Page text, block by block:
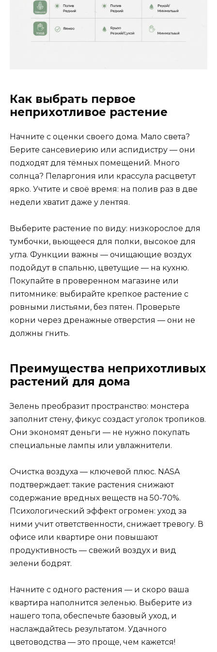
Как выбрать первое
неприхотливое растение
Начните с оценки своего дома. Мало света?
Берите сансевиерию или аспидистру — они
подходят для тёмных помещений. Много
солнца? Пеларгония или крассула расцветут
ярко. Учтите и своё время: на полив раз в две
недели хватит даже у лентяя.
Выберите растение по виду: низкорослое для
тумбочки, вьющееся для полки, высокое для
угла. Функции важны — очищающие воздух
подойдут в спальню, цветущие — на кухню.
Покупайте в проверенном магазине или
питомнике: выбирайте крепкое растение с
ровными листьями, без пятен. Проверьте
корни через дренажные отверстия — они не
должны гнить.
Преимущества неприхотливых
растений для дома
Зелень преобразит пространство: монстера
заполнит стену, фикус создаст уголок тропиков.
Они экономят деньги — не нужно покупать
специальные лампы или увлажнители.
Очистка воздуха — ключевой плюс. NASA
подтверждает: такие растения снижают
содержание вредных веществ на 50-70%.
Психологический эффект огромен: уход за
ними учит ответственности, снижает тревогу. В
офисе или квартире они повышают
продуктивность — свежий воздух и вид
зелени бодрят.
Начните с одного растения — и скоро ваша
квартира наполнится зеленью. Выберите из
нашего топа, обеспечьте базовый уход, и
наслаждайтесь результатом. Удачного
цветоводства — это проще, чем кажется!